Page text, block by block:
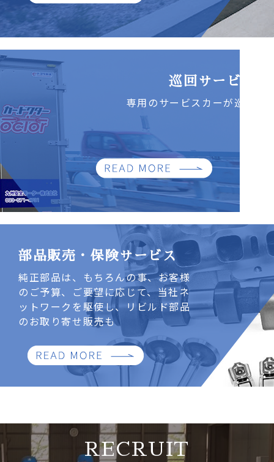
巡回サービス
専用のサービスカーが巡回
部品販売・保険サービス
純正部品は、もちろんの事、お客様
のご予算、ご要望に応じて、当社ネ
ットワークを駆使し、リビルド部品
のお取り寄せ販売も
RECRUIT